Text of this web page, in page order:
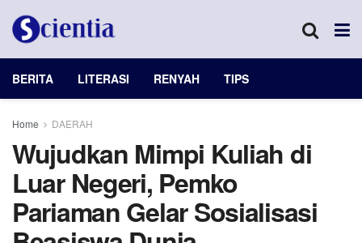
BERITA LITERASI RENYAH TIPS
Home DAERAH
Wujudkan Mimpi Kuliah di
Luar Negeri, Pemko
Pariaman Gelar Sosialisasi